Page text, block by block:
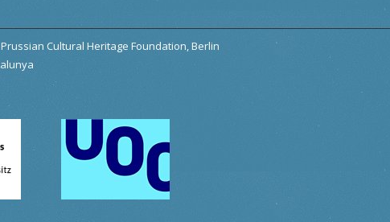
Cultural Heritage Foundation, Berlin